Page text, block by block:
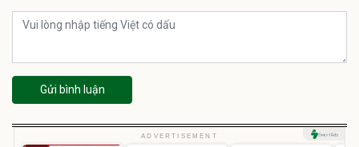
Gửi bình luận
ADVERTISEMENT
Unmute